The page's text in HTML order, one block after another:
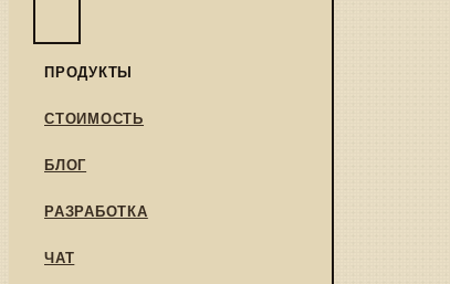
ПРОДУКТЫ
СТОИМОСТЬ
БЛОГ
РАЗРАБОТКА
ЧАТ